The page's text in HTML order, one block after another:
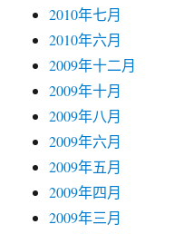
2010年七月
2010年六月
2009年十二月
2009年十月
2009年八月
2009年六月
2009年五月
2009年四月
2009年三月